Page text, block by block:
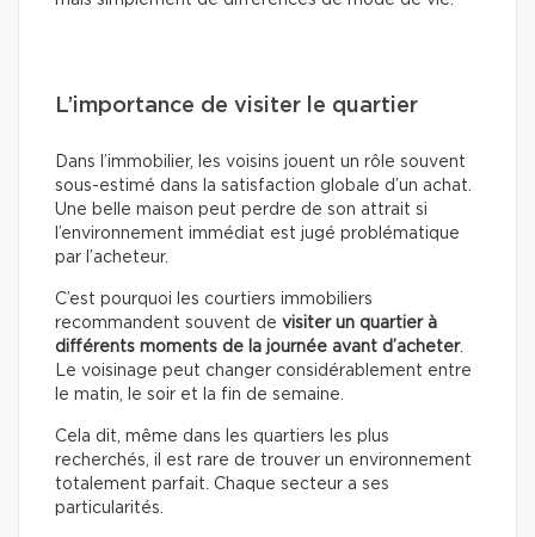
L’importance de visiter le quartier
Dans l’immobilier, les voisins jouent un rôle souvent
sous-estimé dans la satisfaction globale d’un achat.
Une belle maison peut perdre de son attrait si
l’environnement immédiat est jugé problématique
par l’acheteur.
C’est pourquoi les courtiers immobiliers
recommandent souvent de visiter un quartier à
différents moments de la journée avant d’acheter.
Le voisinage peut changer considérablement entre
le matin, le soir et la fin de semaine.
Cela dit, même dans les quartiers les plus
recherchés, il est rare de trouver un environnement
totalement parfait. Chaque secteur a ses
particularités.